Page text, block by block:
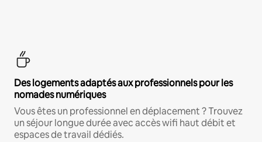
Des logements adaptés aux professionnels pour les
nomades numériques
Vous êtes un professionnel en déplacement ? Trouvez
un séjour longue durée avec accès wifi haut débit et
espaces de travail dédiés.